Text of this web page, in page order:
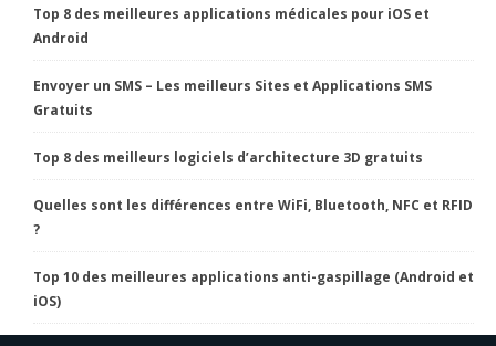
Top 8 des meilleures applications médicales pour iOS et
Android
Envoyer un SMS – Les meilleurs Sites et Applications SMS
Gratuits
Top 8 des meilleurs logiciels d’architecture 3D gratuits
Quelles sont les différences entre WiFi, Bluetooth, NFC et RFID
?
Top 10 des meilleures applications anti-gaspillage (Android et
iOS)